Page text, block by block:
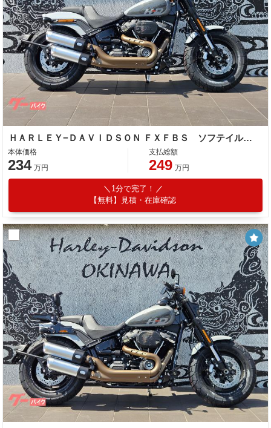
ＨＡＲＬＥＹ−ＤＡＶＩＤＳＯＮ ＦＸＦＢＳ ソフテイル ファットボブ１１４
本体価格
234 万円
支払総額
249 万円
1分で完了！
【無料】見積・在庫確認